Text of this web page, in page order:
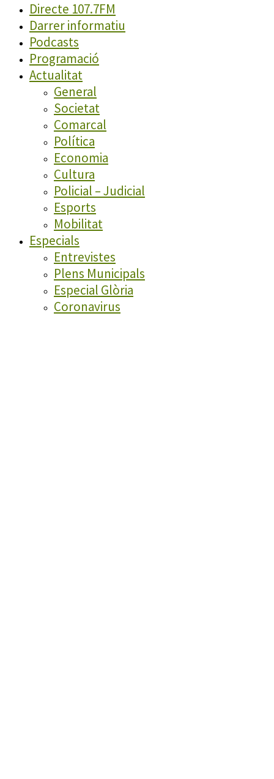
Directe 107.7FM
Darrer informatiu
Podcasts
Programació
Actualitat
General
Societat
Comarcal
Política
Economia
Cultura
Policial – Judicial
Esports
Mobilitat
Especials
Entrevistes
Plens Municipals
Especial Glòria
Coronavirus